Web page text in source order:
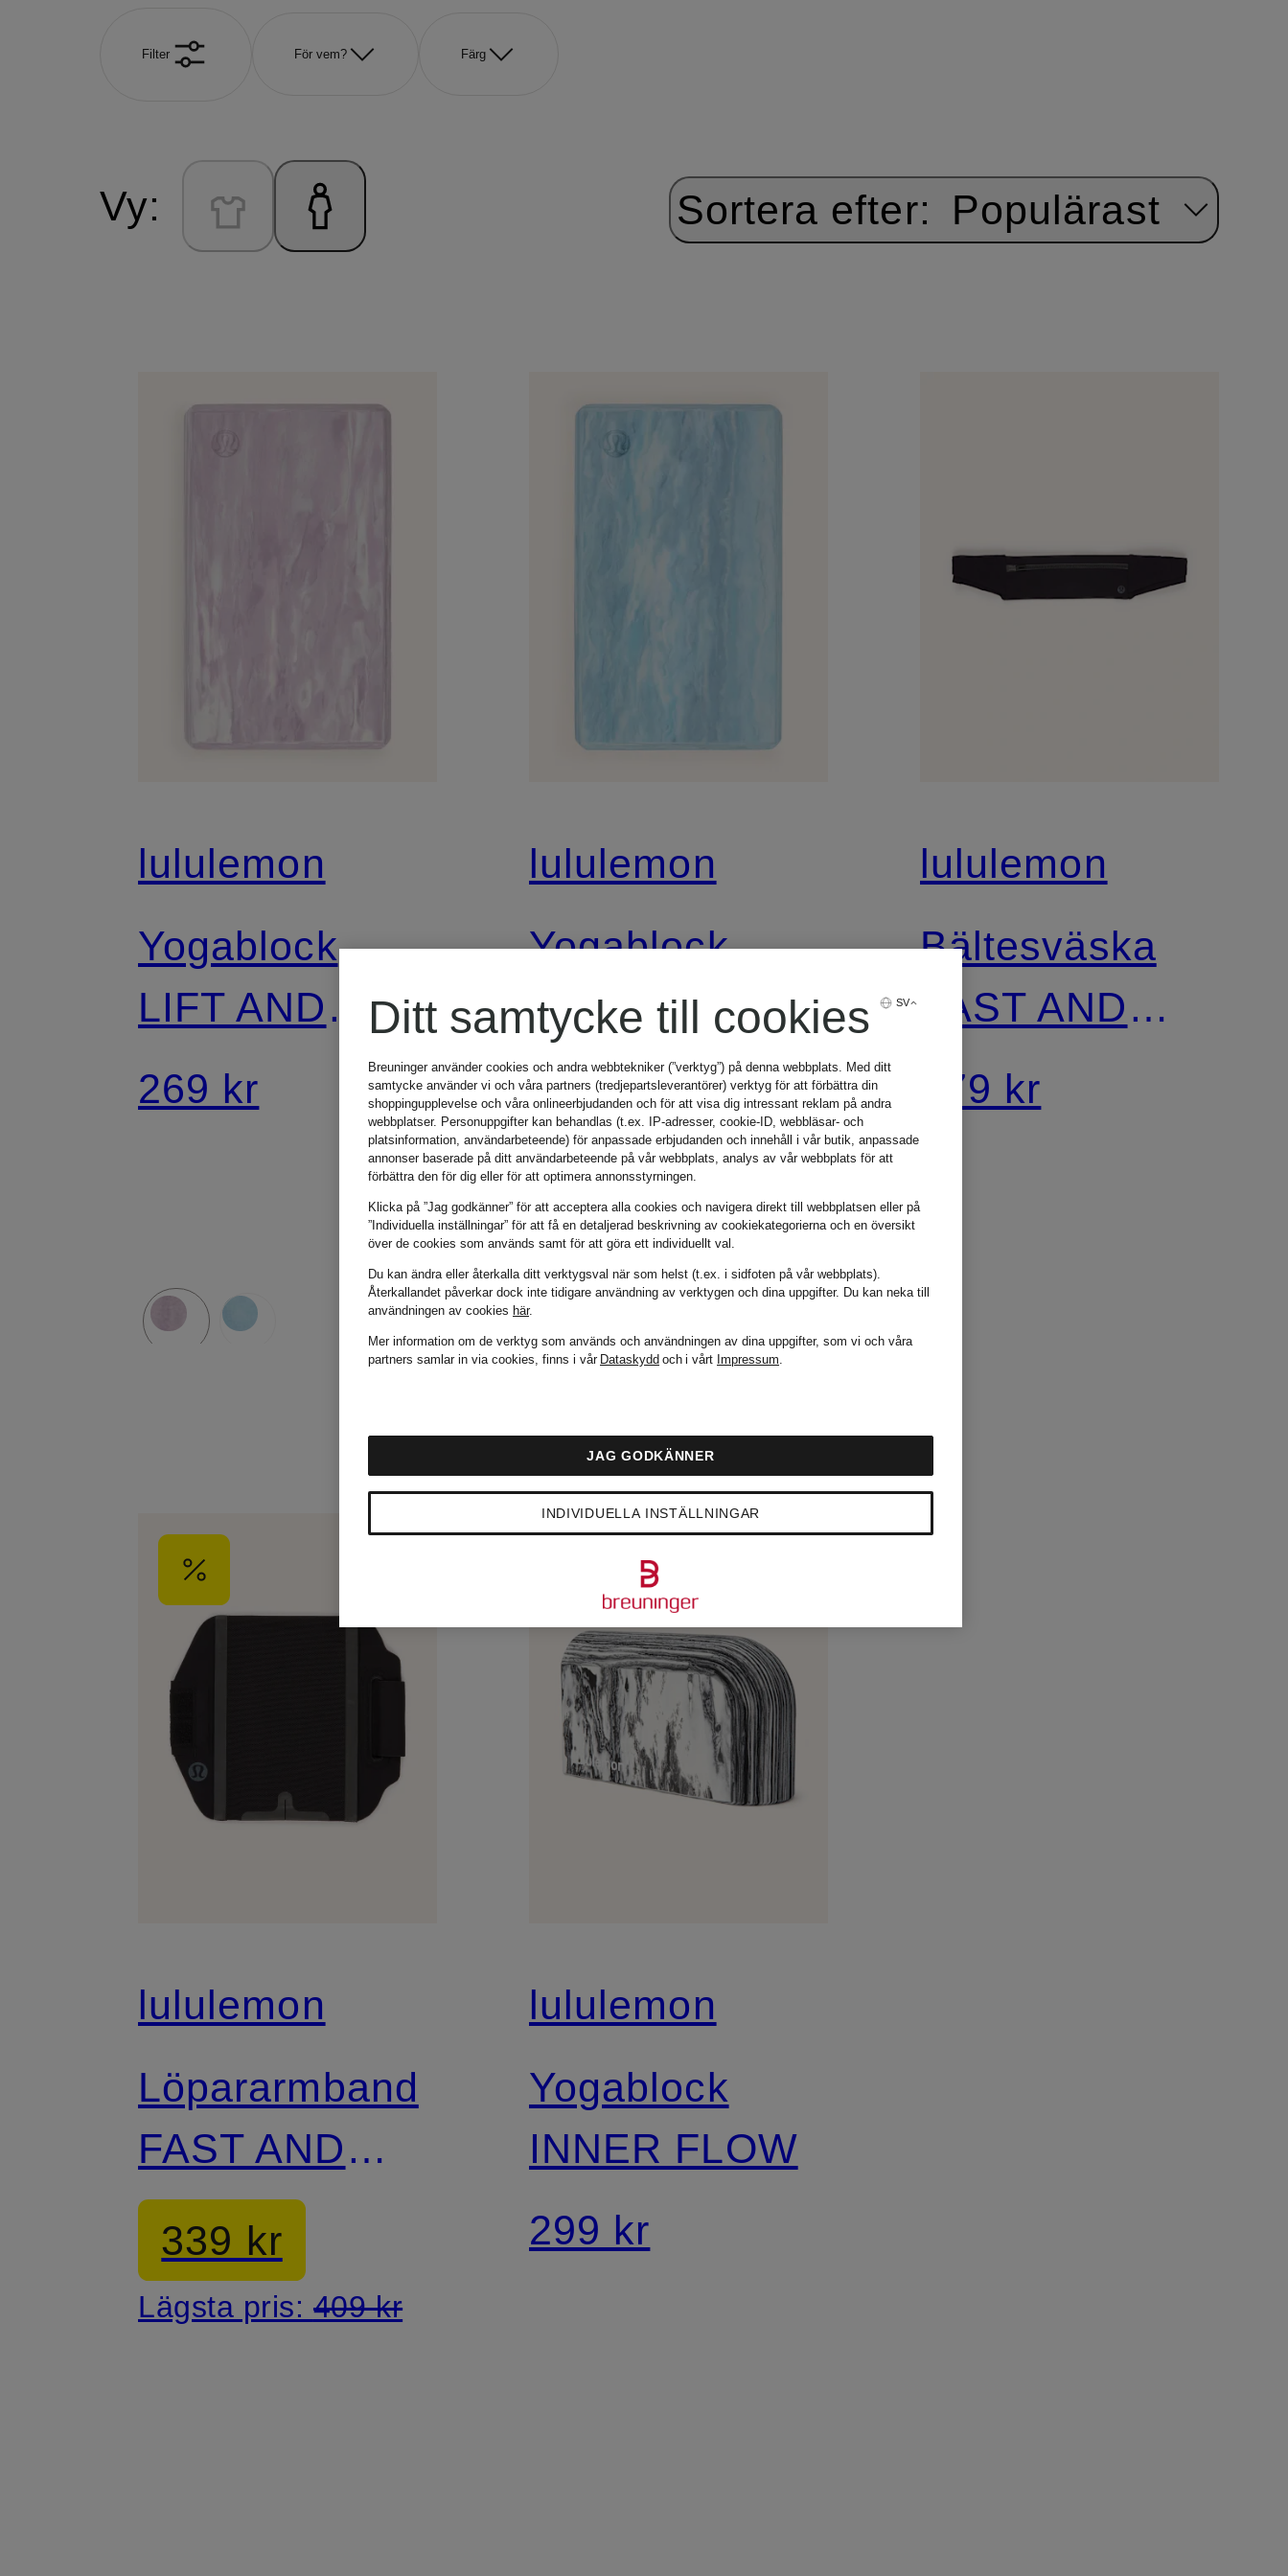
Filter För vem? Färg
Vy: Sortera efter: Populärast
lululemon
Yogablock
LIFT AND
LENGTHEN
269 kr
lululemon
Yogablock
LIFT AND
LENGTHEN
269 kr
lululemon
Bältesväska
FAST AND
FREE
479 kr
lululemon
Löpararmband
FAST AND
FREE
339 kr
Lägsta pris: 409 kr
lululemon
Yogablock
INNER FLOW
299 kr
SV
Ditt samtycke till cookies
Breuninger använder cookies och andra webbtekniker (”verktyg”) på denna webbplats. Med ditt
samtycke använder vi och våra partners (tredjepartsleverantörer) verktyg för att förbättra din
shoppingupplevelse och våra onlineerbjudanden och för att visa dig intressant reklam på andra
webbplatser. Personuppgifter kan behandlas (t.ex. IP-adresser, cookie-ID, webbläsar- och
platsinformation, användarbeteende) för anpassade erbjudanden och innehåll i vår butik, anpassade
annonser baserade på ditt användarbeteende på vår webbplats, analys av vår webbplats för att
förbättra den för dig eller för att optimera annonsstyrningen.
Klicka på ”Jag godkänner” för att acceptera alla cookies och navigera direkt till webbplatsen eller på
”Individuella inställningar” för att få en detaljerad beskrivning av cookiekategorierna och en översikt
över de cookies som används samt för att göra ett individuellt val.
Du kan ändra eller återkalla ditt verktygsval när som helst (t.ex. i sidfoten på vår webbplats).
Återkallandet påverkar dock inte tidigare användning av verktygen och dina uppgifter. Du kan neka till
användningen av cookies här.
Mer information om de verktyg som används och användningen av dina uppgifter, som vi och våra
partners samlar in via cookies, finns i vår Dataskydd och i vårt Impressum.
INDIVIDUELLA INSTÄLLNINGAR
JAG GODKÄNNER